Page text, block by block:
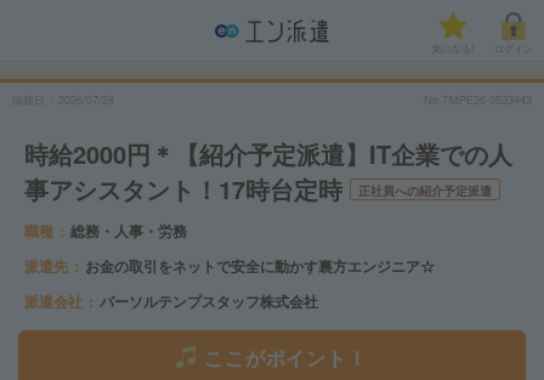
気になる!
No.TMPE26-0533443
時給2000円＊【紹介予定派遣】IT企業での人
事アシスタント！17時台定時
正社員への紹介予定派遣
職種
総務・人事・労務
派遣先
お金の取引をネットで安全に動かす裏方エンジニア☆
派遣会社
パーソルテンプスタッフ株式会社
ここがポイント！